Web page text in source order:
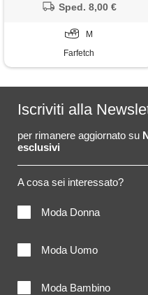
Sped. 8,00 €
M
Farfetch
Iscriviti alla
per rimanere aggiornato su
esclusivi
A cosa sei interessato?
Moda Donna
Moda Uomo
Moda Bambino